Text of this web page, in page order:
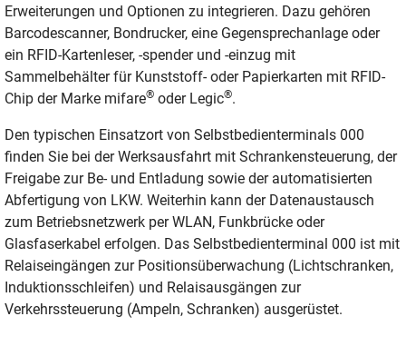
Erweiterungen und Optionen zu integrieren. Dazu gehören
Barcodescanner, Bondrucker, eine Gegensprechanlage oder
ein RFID-Kartenleser, -spender und -einzug mit
Sammelbehälter für Kunststoff- oder Papierkarten mit RFID-
Chip der Marke mifare® oder Legic®.
Den typischen Einsatzort von Selbstbedienterminals 000
finden Sie bei der Werksausfahrt mit Schrankensteuerung, der
Freigabe zur Be- und Entladung sowie der automatisierten
Abfertigung von LKW. Weiterhin kann der Datenaustausch
zum Betriebsnetzwerk per WLAN, Funkbrücke oder
Glasfaserkabel erfolgen. Das Selbstbedienterminal 000 ist mit
Relaiseingängen zur Positionsüberwachung (Lichtschranken,
Induktionsschleifen) und Relaisausgängen zur
Verkehrssteuerung (Ampeln, Schranken) ausgerüstet.